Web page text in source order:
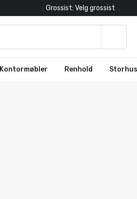
Grossist: Velg grossist
Kontormøbler Renhold